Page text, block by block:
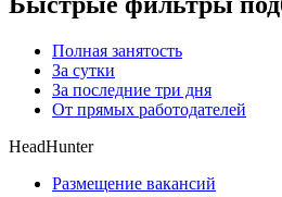
Полная занятость
За сутки
За последние три дня
От прямых работодателей
HeadHunter
Размещение вакансий